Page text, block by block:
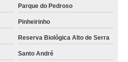
Parque do Pedroso
Pinheirinho
Reserva Biológica Alto de Serra
Santo André